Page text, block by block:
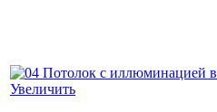
Увеличить